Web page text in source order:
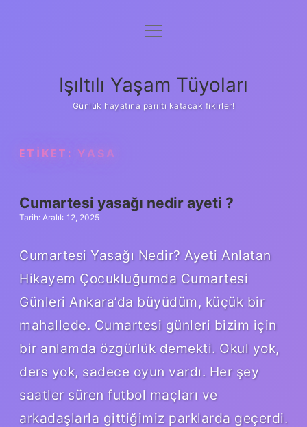
Anasayfa
Yasal Uyarı
menüyü
Işıltılı Yaşam Tüyoları
Günlük hayatına parıltı katacak fikirler!
ETIKET: YASA
Cumartesi yasağı nedir ayeti ?
Tarih: Aralık 12, 2025
Cumartesi Yasağı Nedir? Ayeti Anlatan
Hikayem Çocukluğumda Cumartesi
Günleri Ankara’da büyüdüm, küçük bir
mahallede. Cumartesi günleri bizim için
bir anlamda özgürlük demekti. Okul yok,
ders yok, sadece oyun vardı. Her şey
saatler süren futbol maçları ve
arkadaşlarla gittiğimiz parklarda geçerdi.